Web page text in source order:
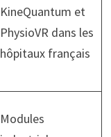
KineQuantum et
PhysioVR dans les
hôpitaux français
Modules